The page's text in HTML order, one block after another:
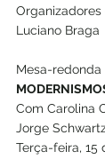
Luciano Braga
Mesa-redonda
Com Carolina
Jorge
Terça-feira, 15